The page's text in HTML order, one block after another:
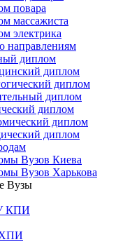
повара
массажиста
электрика
направлениям
диплом
диплом
диплом
диплом
диплом
диплом
диплом
Вузов Киева
Вузов Харькова
Вузы
КПИ